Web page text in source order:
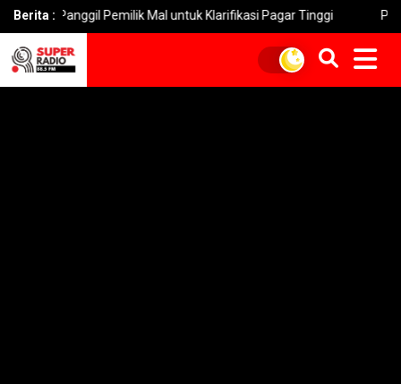
Berita :Pemilik Mal untuk Klarifikasi Pagar Tinggi Pemkot